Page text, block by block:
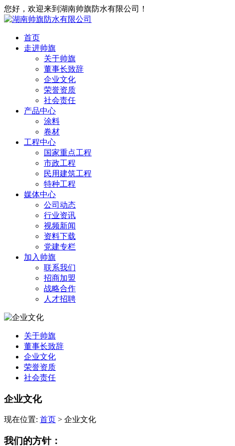
您好，欢迎来到湖南帅旗防水有限公司！
首页
走进帅旗
关于帅旗
董事长致辞
企业文化
荣誉资质
社会责任
产品中心
涂料
卷材
工程中心
国家重点工程
市政工程
民用建筑工程
特种工程
媒体中心
公司动态
行业资讯
视频新闻
资料下载
党建专栏
加入帅旗
联系我们
招商加盟
战略合作
人才招聘
关于帅旗
董事长致辞
企业文化
荣誉资质
社会责任
企业文化
现在位置: 首页 > 企业文化
我们的方针：